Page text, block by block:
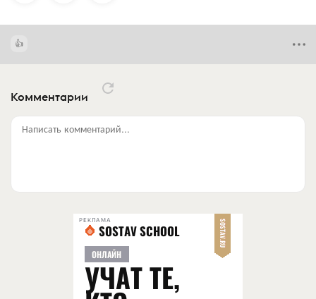
Комментарии
Написать комментарий...
РЕКЛАМА